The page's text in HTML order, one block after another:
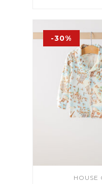
-30%
HOUSE